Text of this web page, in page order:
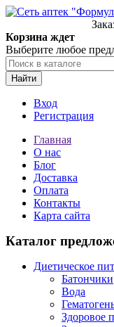
Корзина ждет
Выберите любое
Найти
Вход
Регистрация
Главная
О нас
Блог
Доставка
Оплата
Контакты
Карта сайта
Каталог
Диетическое
Батончики
Вода
Здоровое